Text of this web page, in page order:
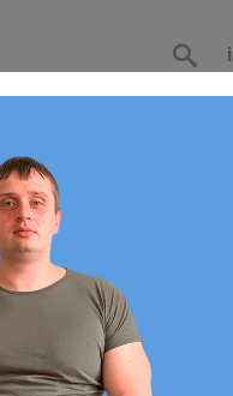
ответ
с учетом